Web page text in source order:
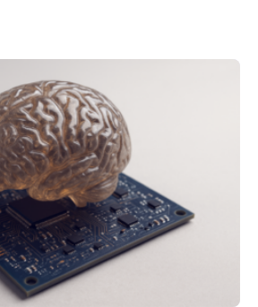
rund 2 Millionen Euro. Dabei
und der TH Köln gemeinsam mit
eine neuartige, KI-gestützte
von Emotionen für realistische
entwickelt innovative und
um lebensechte Avatare zu
wichtig ist uns eine ganzheitliche
Körperbewegung, Gestik
sind…